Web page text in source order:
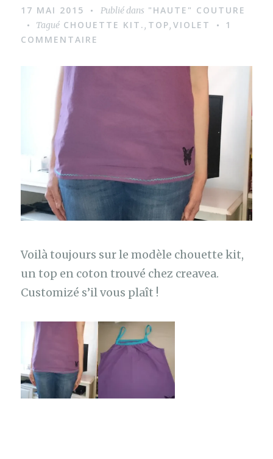
17 MAI 2015 Publié dans "HAUTE" COUTURE
Tagué CHOUETTE KIT., TOP,VIOLET
1
COMMENTAIRE
Voilà toujours sur le modèle chouette kit,
un top en coton trouvé chez creavea.
Customizé s’il vous plaît !